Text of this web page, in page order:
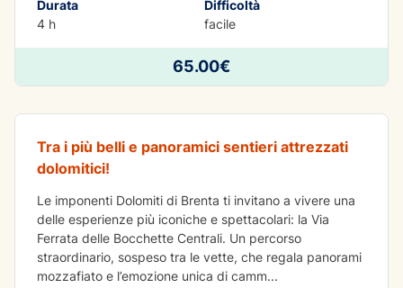
Durata
4 h
Difficoltà
facile
65.00€
Via ferrata Bocchette Centrali
Tra i più belli e panoramici sentieri attrezzati
dolomitici!
Le imponenti Dolomiti di Brenta ti invitano a vivere una
delle esperienze più iconiche e spettacolari: la Via
Ferrata delle Bocchette Centrali. Un percorso
straordinario, sospeso tra le vette, che regala panorami
mozzafiato e l’emozione unica di camm...